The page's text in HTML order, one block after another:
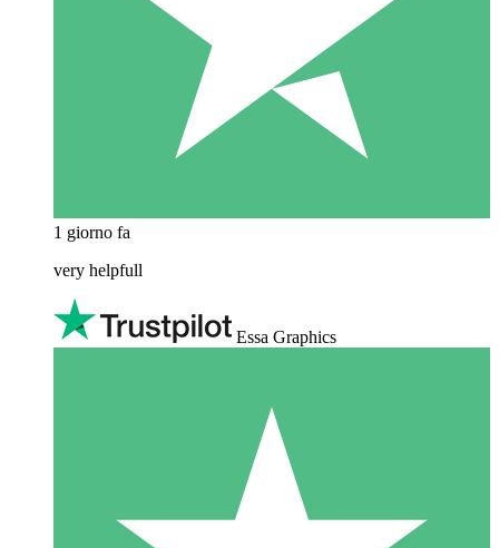
1 giorno fa
very helpfull
Essa Graphics